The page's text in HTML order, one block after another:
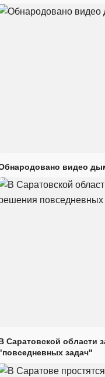
видео
Саратовской области
задач"